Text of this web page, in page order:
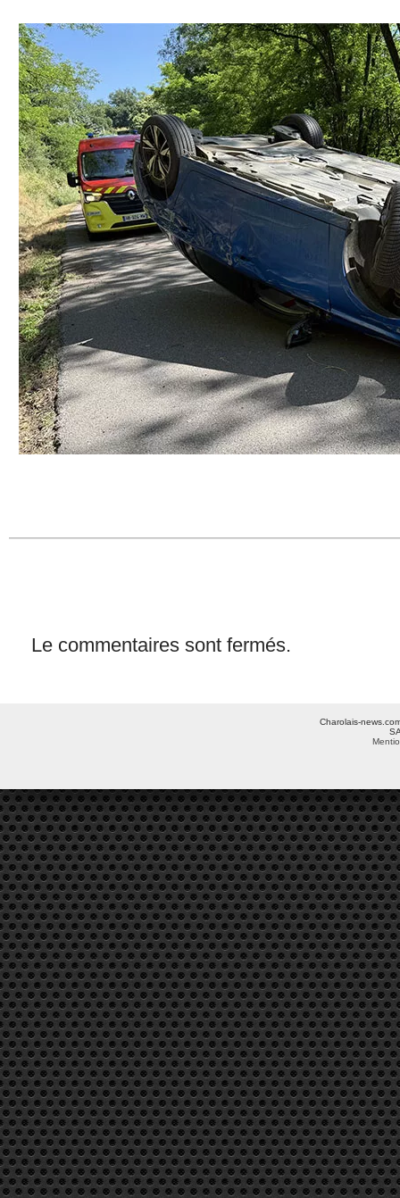
Le commentaires sont fermés.
Charolais-